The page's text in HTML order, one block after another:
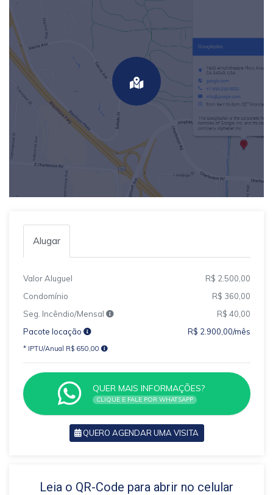
Alugar
Valor Aluguel
R$ 2.500,00
Condomínio
R$ 360,00
Seg. Incêndio/Mensal
R$ 40,00
Pacote locação
R$ 2.900,00/mês
* IPTU/Anual R$ 650,00
QUER MAIS INFORMAÇÕES?
CLIQUE E FALE POR WHATSAPP
QUERO AGENDAR UMA VISITA
VOLTAR
Leia o QR-Code para abrir no celular